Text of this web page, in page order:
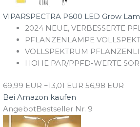
VIPARSPECTRA P600 LED Grow
2024 NEUE, VERBESSERTE
PFLANZENLAMPE
VOLLSPEKTRUM
HOHE PAR/PPFD-WERTE
69,99 EUR −13,01 EUR 56,98 EUR
Bei Amazon kaufen
AngebotBestseller Nr. 9